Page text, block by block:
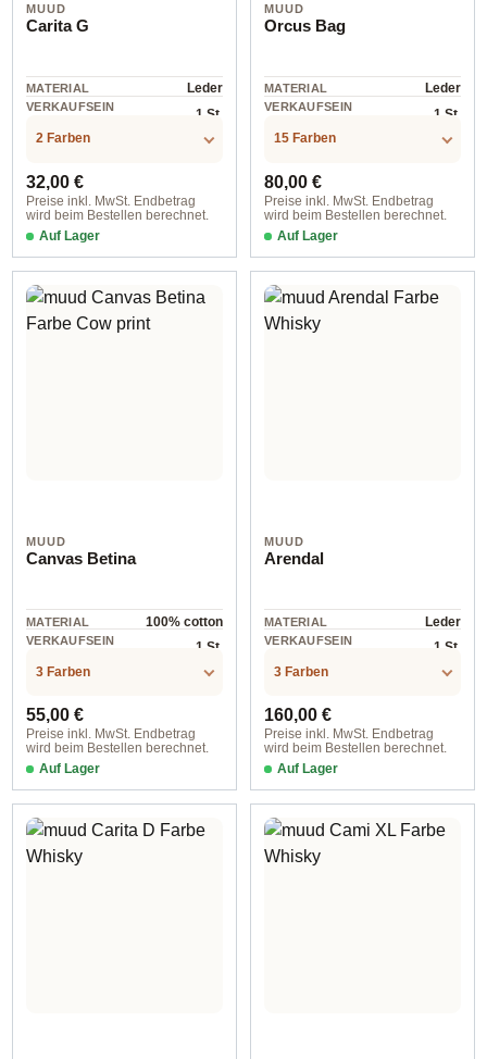
MUUD
Carita G
MATERIAL Leder
VERKAUFSEIN
1 St.
2 Farben
Regulärer Preis:
32,00 €
Preise inkl. MwSt. Endbetrag
wird beim Bestellen berechnet.
Auf Lager
Black
MUUD
Orcus Bag
MATERIAL Leder
VERKAUFSEIN
1 St.
15 Farben
Regulärer Preis:
80,00 €
Preise inkl. MwSt. Endbetrag
wird beim Bestellen berechnet.
Auf Lager
1001 Rich Brown Night Shadows
MUUD
Canvas Betina
MATERIAL 100% cotton
VERKAUFSEIN
1 St.
3 Farben
Regulärer Preis:
55,00 €
Preise inkl. MwSt. Endbetrag
wird beim Bestellen berechnet.
Auf Lager
Flower
MUUD
Arendal
MATERIAL Leder
VERKAUFSEIN
1 St.
3 Farben
Regulärer Preis:
160,00 €
Preise inkl. MwSt. Endbetrag
wird beim Bestellen berechnet.
Auf Lager
5193 Whisky